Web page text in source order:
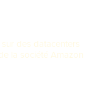
des datacenters
la société Amazon